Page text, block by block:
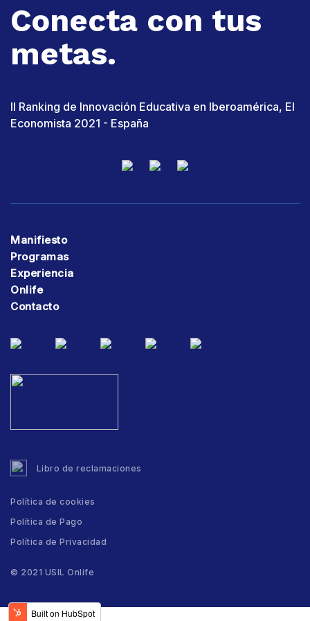
Conecta con tus
metas.
II Ranking de Innovación Educativa en Iberoamérica, El
Economista 2021 - España
Manifiesto
Programas
Experiencia
Onlife
Contacto
Libro de reclamaciones
Política de cookies
Política de Pago
Política de Privacidad
© 2021 USIL Onlife